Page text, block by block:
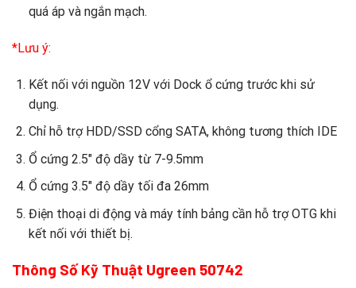
quá áp và ngắn mạch.
*Lưu ý:
Kết nối với nguồn 12V với Dock ổ cứng trước khi sử
dụng.
Chỉ hỗ trợ HDD/SSD cổng SATA, không tương thích IDE
Ổ cứng 2.5″ độ dầy từ 7-9.5mm
Ổ cứng 3.5″ độ dầy tối đa 26mm
Điện thoại di động và máy tính bảng cần hỗ trợ OTG khi
kết nối với thiết bị.
Thông Số Kỹ Thuật Ugreen 50742